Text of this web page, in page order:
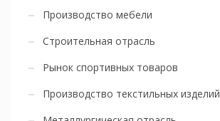
Производство мебели
Строительная отрасль
Рынок спортивных товаров
Производство текстильных изделий